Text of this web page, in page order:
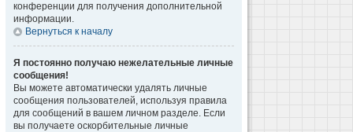
конференции для получения дополнительной
информации.
Вернуться к началу
Я постоянно получаю нежелательные личные
сообщения!
Вы можете автоматически удалять личные
сообщения пользователей, используя правила
для сообщений в вашем личном разделе. Если
вы получаете оскорбительные личные